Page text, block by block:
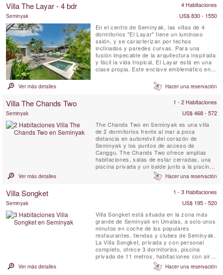
central de los árboles en flor maduros. Una
Villa The Layar - 4 bdr 4 Habitaciones
Seminyak
US$ 830 - 1550
En el centro de Seminyak, las villas de 4
dormitorios "El Layar" tiene un luminoso
salón, y se caracterizan por techos
inclinados y paredes curvas. Para una
fusión impecable de la arquitectura inspirada
y fácil la vida tropical, El Layar está en una
clase propia. Este enclave emblemático en el
situado en su propio santuario jardín muy
privado abanico desde una columnata
Ver más detalles Hacer una reservación
Villa The Chands Two 1 - 2 Habitaciones
Seminyak
US$ 468 - 572
The Chands Two en Seminyak es una villa
de 2 dormitorios frente al mar a poca
distancia en automóvil del corazón de
Seminyak y los puntos de acceso de
Canggu. The Chands Two ofrece amplias
habitaciones, salas de estar cerradas, una
piscina privada y un balde junto a la piscina.
A solo unos pasos de la playa, los
restaurantes locales y los chiringuitos,
sol en la playa mientras disfruta de la cocina
Ver más detalles Hacer una reservación
Villa Songket 1 - 3 Habitaciones
Seminyak
US$ 195 - 520
Villa Songket está situada en la zona más
grande de Seminyak en Umalas, a solo unos
minutos en coche de los populares
restaurantes, tiendas y clubes de Seminyak.
La Villa Songket, privada y con personal
completo, ofrece 3 dormitorios, piscina
privada de 11 metros, habitaciones con aire
acondicionado y está cuidadosamente
decorada con un equilibrio perfecto entre el
Ver más detalles Hacer una reservación